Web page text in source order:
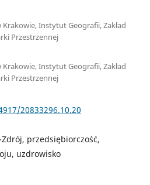
Instytut Geografii, Zakład
Przestrzennej
Instytut Geografii, Zakład
Przestrzennej
20833296.10.20
przedsiębiorczość,
uzdrowisko